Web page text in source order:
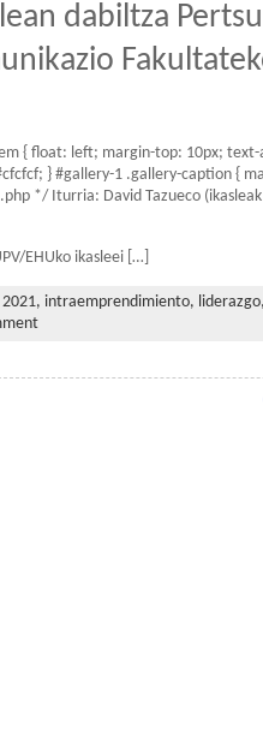
dabiltza
{ float: left; margin-top: 10px;
} #gallery-1 .gallery-caption {
*/ Iturria: David Tazueco
EHUko ikasleei […]
2021, intraemprendimiento, liderazgo,